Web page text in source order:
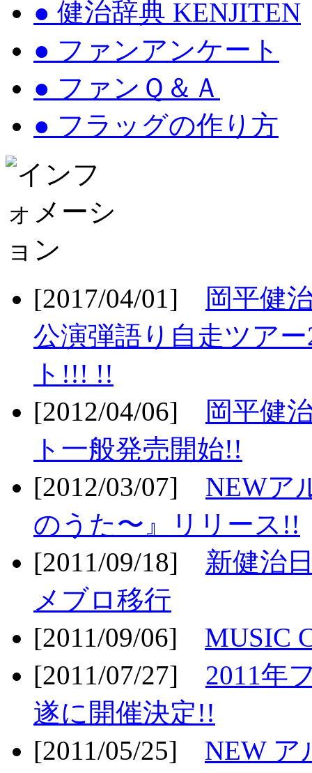
● 健治辞典 KENJITEN
● ファンアンケート
● ファンＱ＆Ａ
● フラッグの作り方
[2017/04/01]
岡平健
公演弾語り自走ツア
ト!!! !!
[2012/04/06]
岡平健
ト一般発売開始!!
[2012/03/07] NEWア
のうた〜』リリース!!
[2011/09/18] 新健治
メブロ移行
[2011/09/06] MUSIC
[2011/07/27] 2011年
遂に開催決定!!
[2011/05/25] NEW